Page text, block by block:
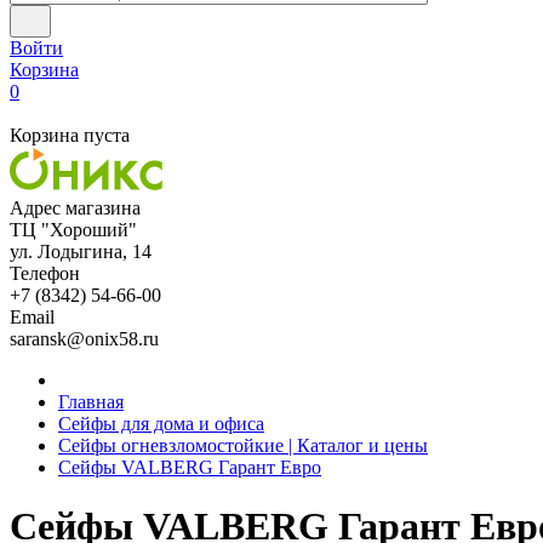
Войти
Корзина
0
Корзина пуста
Адрес магазина
ТЦ "Хороший"
ул. Лодыгина, 14
Телефон
+7 (8342) 54-66-00
Email
saransk@onix58.ru
Главная
Сейфы для дома и офиса
Сейфы огневзломостойкие | Каталог и цены
Сейфы VALBERG Гарант Евро
Сейфы VALBERG Гарант